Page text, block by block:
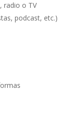
radio o TV
podcast, etc.)